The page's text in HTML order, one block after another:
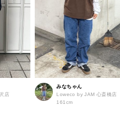
沢店
みなちゃん
Loweco by JAM 心斎橋店
161cm